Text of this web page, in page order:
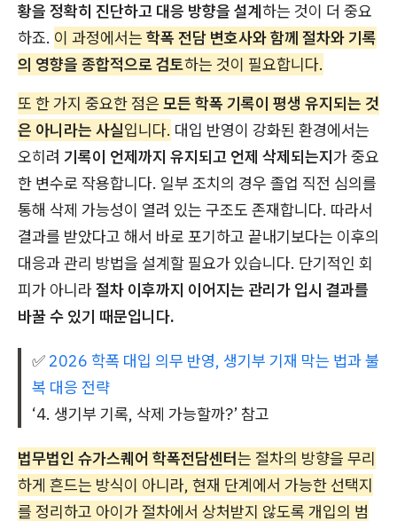
황을 정확히 진단하고 대응 방향을 설계하는 것이 더 중요
하죠. 이 과정에서는 학폭 전담 변호사와 함께 절차와 기록
의 영향을 종합적으로 검토하는 것이 필요합니다.
또 한 가지 중요한 점은 모든 학폭 기록이 평생 유지되는 것
은 아니라는 사실입니다. 대입 반영이 강화된 환경에서는
오히려 기록이 언제까지 유지되고 언제 삭제되는지가 중요
한 변수로 작용합니다. 일부 조치의 경우 졸업 직전 심의를
통해 삭제 가능성이 열려 있는 구조도 존재합니다. 따라서
결과를 받았다고 해서 바로 포기하고 끝내기보다는 이후의
대응과 관리 방법을 설계할 필요가 있습니다. 단기적인 회
피가 아니라절차 이후까지 이어지는 관리가 입시 결과를
바꿀 수 있기 때문입니다.
✅ 2026 학폭 대입 의무 반영, 생기부 기재 막는 법과 불
복 대응 전략
‘4. 생기부 기록, 삭제 가능할까?’ 참고
법무법인 슈가스퀘어 학폭전담센터는 절차의 방향을 무리
하게 흔드는 방식이 아니라, 현재 단계에서 가능한 선택지
를 정리하고 아이가 절차에서 상처받지 않도록 개입의 범